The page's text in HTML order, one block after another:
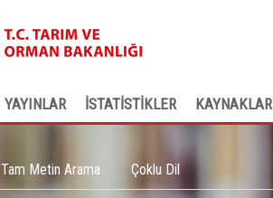
YAYINLAR İSTATİSTİKLER KAYNAKLAR
Tam Metin Arama Çoklu Dil